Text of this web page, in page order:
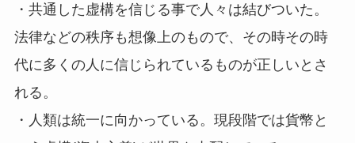
・共通した虚構を信じる事で人々は結びついた。
法律などの秩序も想像上のもので、その時その時
代に多くの人に信じられているものが正しいとさ
れる。
・人類は統一に向かっている。現段階では貨幣と